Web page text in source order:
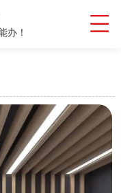
办！